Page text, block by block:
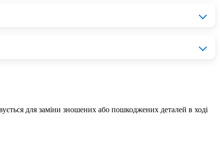
сайті
та допоможе придбати 235150.0 Кільце стопорне
оригіналу.
для заміни зношених або пошкоджених деталей в ході